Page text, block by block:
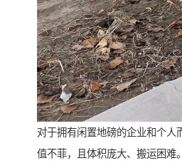
对于拥有闲置地磅的企业和个人
值不菲，且体积庞大、搬运困难